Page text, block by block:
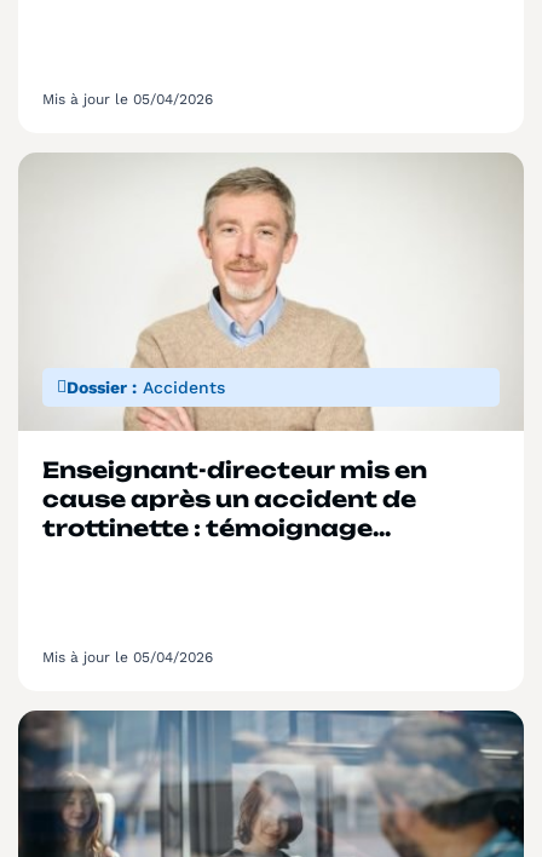
Mis à jour le 05/04/2026
Dossier : Accidents
Enseignant-directeur mis en
cause après un accident de
trottinette : témoignage
Mis à jour le 05/04/2026